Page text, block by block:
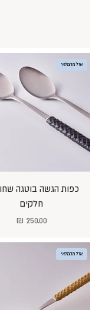
אזל מהמלאי
חלקים
מחיר מבצע
250.00 ₪
אזל מהמלאי